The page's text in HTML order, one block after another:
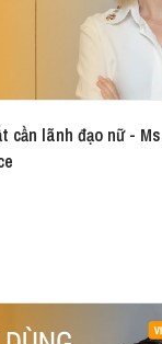
cần lãnh đạo nữ -